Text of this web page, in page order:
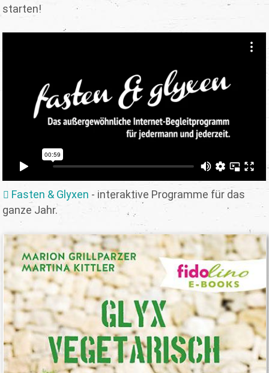
starten!
Fasten & Glyxen - interaktive Programme für das
ganze Jahr.